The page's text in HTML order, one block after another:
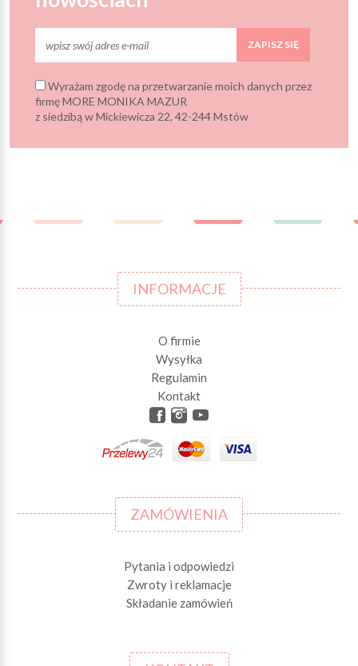
ZAPISZ SIĘ
Wyrażam zgodę na przetwarzanie moich danych przez
firmę MORE MONIKA MAZUR
z siedzibą w Mickiewicza 22, 42-244 Mstów
INFORMACJE
O firmie
Wysyłka
Regulamin
Kontakt
ZAMÓWIENIA
Pytania i odpowiedzi
Zwroty i reklamacje
Składanie zamówień